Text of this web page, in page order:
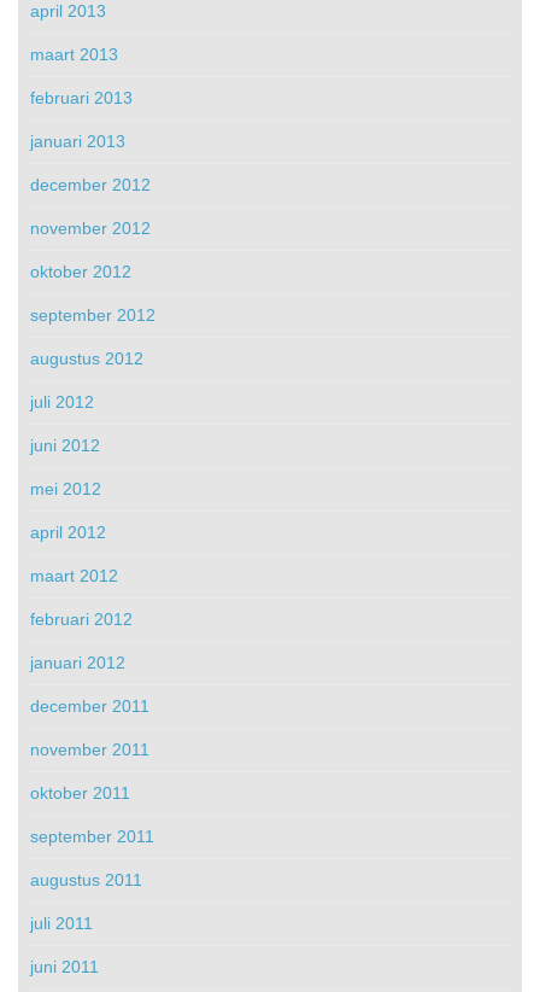
april 2013
maart 2013
februari 2013
januari 2013
december 2012
november 2012
oktober 2012
september 2012
augustus 2012
juli 2012
juni 2012
mei 2012
april 2012
maart 2012
februari 2012
januari 2012
december 2011
november 2011
oktober 2011
september 2011
augustus 2011
juli 2011
juni 2011